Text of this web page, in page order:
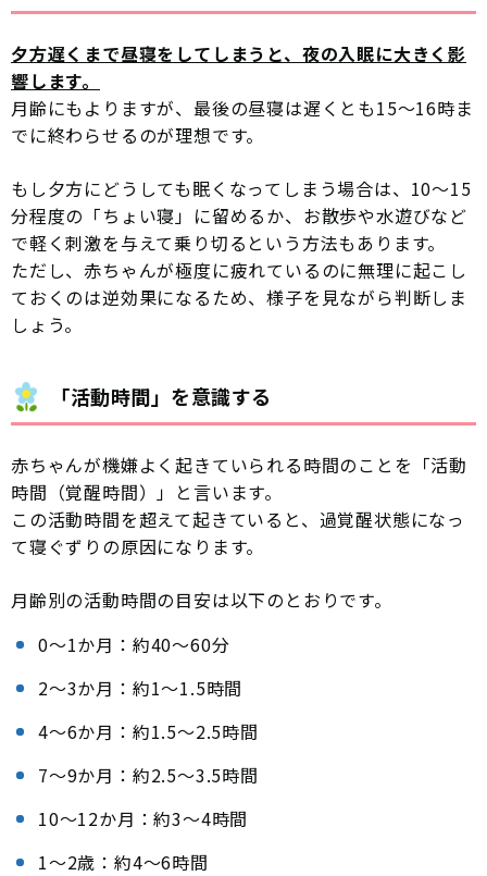
夕方遅くまで昼寝をしてしまうと、夜の入眠に大きく影
響します。
月齢にもよりますが、最後の昼寝は遅くとも15〜16時ま
でに終わらせるのが理想です。
もし夕方にどうしても眠くなってしまう場合は、10〜15
分程度の「ちょい寝」に留めるか、お散歩や水遊びなど
で軽く刺激を与えて乗り切るという方法もあります。
ただし、赤ちゃんが極度に疲れているのに無理に起こし
ておくのは逆効果になるため、様子を見ながら判断しま
しょう。
「活動時間」を意識する
赤ちゃんが機嫌よく起きていられる時間のことを「活動
時間（覚醒時間）」と言います。
この活動時間を超えて起きていると、過覚醒状態になっ
て寝ぐずりの原因になります。
月齢別の活動時間の目安は以下のとおりです。
0〜1か月：約40〜60分
2〜3か月：約1〜1.5時間
4〜6か月：約1.5〜2.5時間
7〜9か月：約2.5〜3.5時間
10〜12か月：約3〜4時間
1〜2歳：約4〜6時間